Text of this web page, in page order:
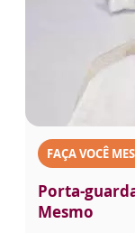
FAÇA VOCÊ
Porta-
Mesmo